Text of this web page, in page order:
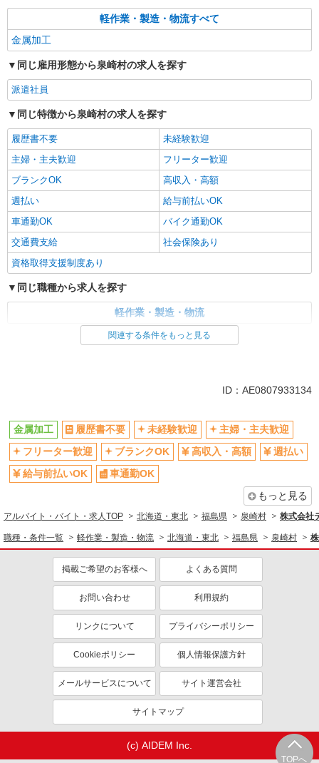
軽作業・製造・物流すべて
金属加工
同じ雇用形態から泉崎村の求人を探す
派遣社員
同じ特徴から泉崎村の求人を探す
履歴書不要
未経験歓迎
主婦・主夫歓迎
フリーター歓迎
ブランクOK
高収入・高額
週払い
給与前払いOK
車通勤OK
バイク通勤OK
交通費支給
社会保険あり
資格取得支援制度あり
同じ職種から求人を探す
軽作業・製造・物流
同じ特徴から求人を探す関連する条件をもっと見る
ID：AE0807933134
TOPへ
金属加工 履歴書不要 未経験歓迎
主婦・主夫歓迎
フリーター歓迎
ブランクOK 高収入・高額
週払い
給与前払いOK
車通勤OK
もっと見る
アルバイト・バイト・求人TOP 北海道・東北 福島県 泉崎村 株式会社
職種・条件一覧 軽作業・製造・物流 北海道・東北 福島県 泉崎村
掲載ご希望のお客様へ よくある質問
お問い合わせ 利用規約
リンクについて プライバシーポリシー
Cookieポリシー 個人情報保護方針
メールサービスについて サイト運営会社
サイトマップ
(c) AIDEM Inc.